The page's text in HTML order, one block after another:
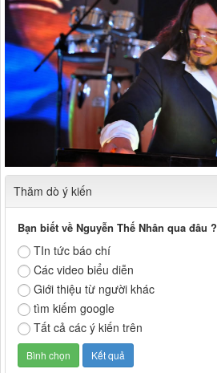
Thăm dò ý kiến
Bạn biết về Nguyễn Thế Nhân qua đâu ?
TIn tức báo chí
Các video biểu diễn
Giới thiệu từ người khác
tìm kiếm google
Tất cả các ý kiến trên